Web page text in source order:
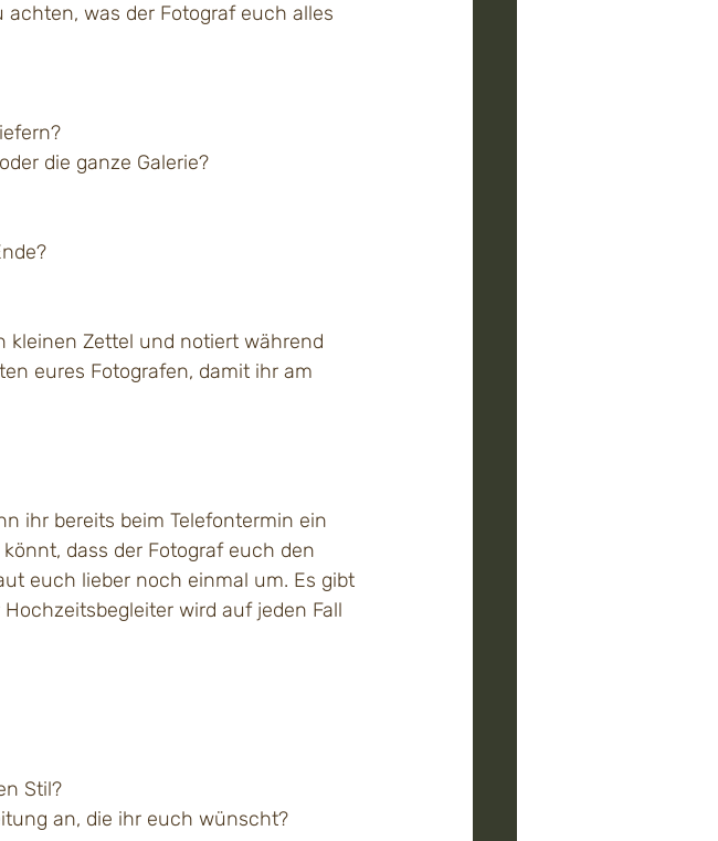
was der Fotograf euch alles
die ganze Galerie?
kleinen Zettel und notiert während
eures Fotografen, damit ihr am
ihr bereits beim Telefontermin ein
dass der Fotograf euch den
euch lieber noch einmal um. Es gibt
wird auf jeden Fall
Stil?
an, die ihr euch wünscht?